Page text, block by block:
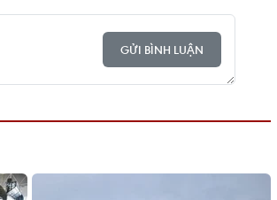
GỬI BÌNH LUẬN